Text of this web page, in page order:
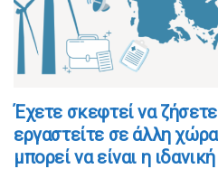
​​Έχετε σκεφτεί να
εργαστείτε σε άλλη
μπορεί να είναι η